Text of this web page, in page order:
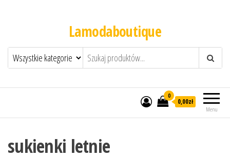
Lamodaboutique
Menu
0
0,00zł
sukienki letnie